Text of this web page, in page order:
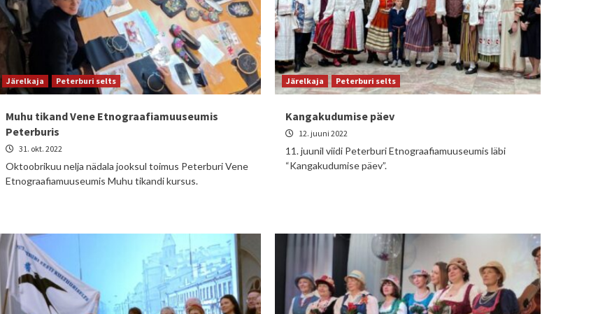
Järelkaja Peterburi selts
Muhu tikand Vene Etnograafiamuuseumis
Peterburis
31. okt. 2022
Oktoobrikuu nelja nädala jooksul toimus Peterburi Vene
Etnograafiamuuseumis Muhu tikandi kursus.
Järelkaja Peterburi selts
Kangakudumise päev
12. juuni 2022
11. juunil viidi Peterburi Etnograafiamuuseumis läbi
“Kangakudumise päev”.